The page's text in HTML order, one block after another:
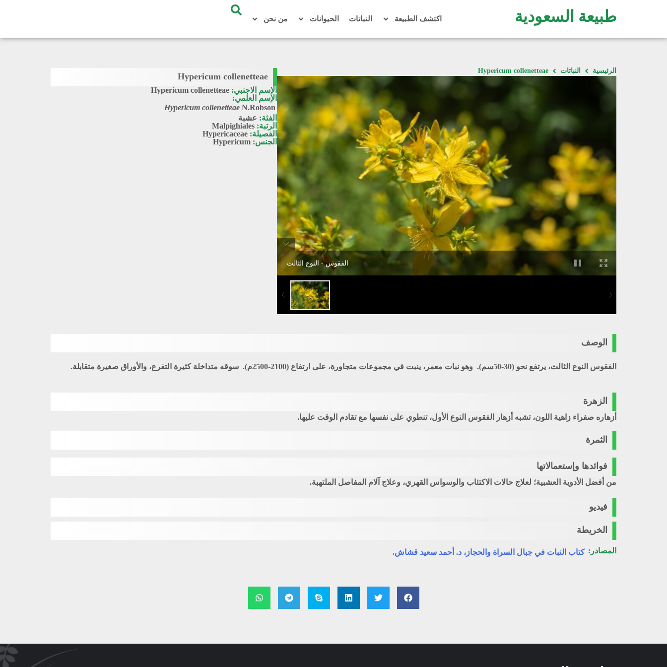
طبيعة السعودية اكتشف الطبيعة النباتات الحيوانات من نحن
الرئيسية النباتات Hypericum collenetteae
الفقوس - النوع الثالث
Hypericum collenetteae
الإسم الاجنبي: Hypericum collenetteae
الإسم العلمي:
Hypericum collenetteae N.Robson
الفئة: عشبة
الرتبة: Malpighiales
الفصيلة: Hypericaceae
الجنس: Hypericum
الوصف
الفقوس النوع الثالث، يرتفع نحو (30-50سم). وهو نبات معمر، ينبت في مجموعات متجاورة، على ارتفاع (2100-2500م). سوقه متداخلة كثيرة التفرع، والأوراق صغيرة متقابلة.
الزهرة
أزهاره صفراء زاهية اللون، تشبه أزهار الفقوس النوع الأول، تنطوي على نفسها مع تقادم الوقت عليها.
الثمرة
فوائدها وإستعمالاتها
من أفضل الأدوية العشبية؛ لعلاج حالات الاكتئاب والوسواس القهري، وعلاج آلام المفاصل الملتهبة.
فيديو
الخريطة
المصادر: كتاب النبات في جبال السراة والحجاز، د. أحمد سعيد قشاش.